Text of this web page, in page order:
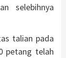
selebihnya
talian pada
petang telah